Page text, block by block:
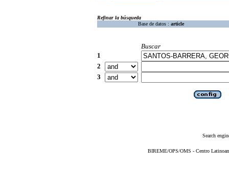
Refinar la búsqueda
Base de datos : article
Buscar
1
2
3
Search
BIREME/OPS/OMS - Centro